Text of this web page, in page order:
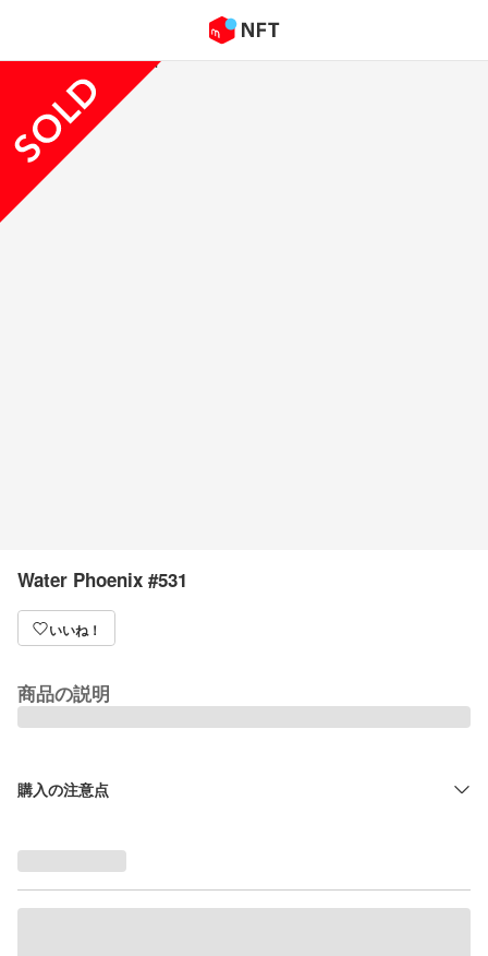
Water Phoenix #531
いいね！
商品の説明
購入の注意点